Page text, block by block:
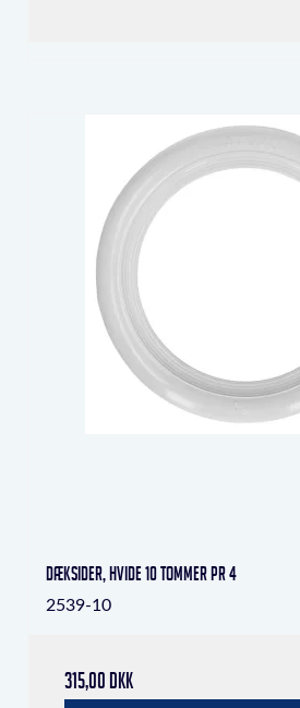
Dæksider, hvide 10 tommer pr 4
2539-10
315,00 DKK